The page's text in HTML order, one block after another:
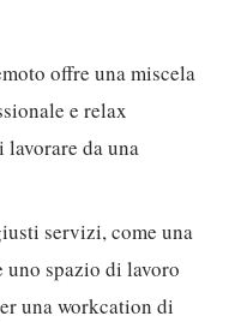
offre una miscela
e relax
da una
servizi, come una
uno spazio di lavoro
una workcation di